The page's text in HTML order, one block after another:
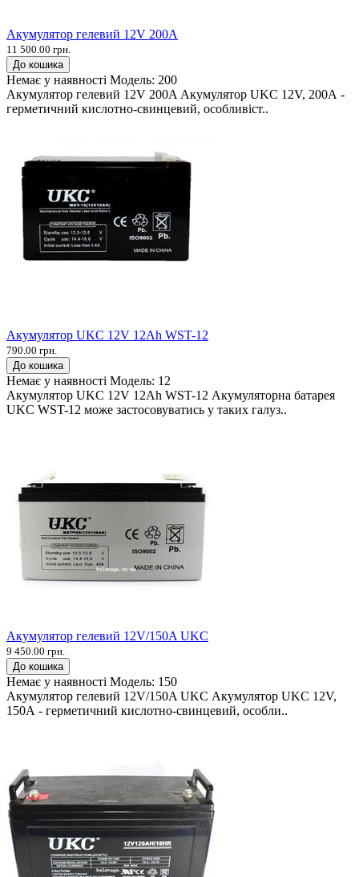
Акумулятор гелевий 12V 200A
11 500.00 грн.
До кошика
Немає у наявності Модель: 200
Акумулятор гелевий 12V 200A Акумулятор UKC 12V, 200А -
герметичний кислотно-свинцевий, особливіст..
Акумулятор UKC 12V 12Ah WST-12
790.00 грн.
До кошика
Немає у наявності Модель: 12
Акумулятор UKC 12V 12Ah WST-12 Акумуляторна батарея
UKC WST-12 може застосовуватись у таких галуз..
Акумулятор гелевий 12V/150A UKC
9 450.00 грн.
До кошика
Немає у наявності Модель: 150
Акумулятор гелевий 12V/150A UKC Акумулятор UKC 12V,
150А - герметичний кислотно-свинцевий, особли..